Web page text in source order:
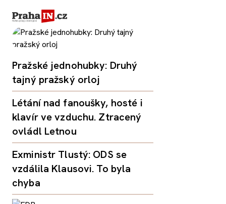
Pražské jednohubky: Druhý
tajný pražský orloj
Létání nad fanoušky, hosté i
klavír ve vzduchu. Ztracený
ovládl Letnou
Exministr Tlustý: ODS se
vzdálila Klausovi. To byla
chyba